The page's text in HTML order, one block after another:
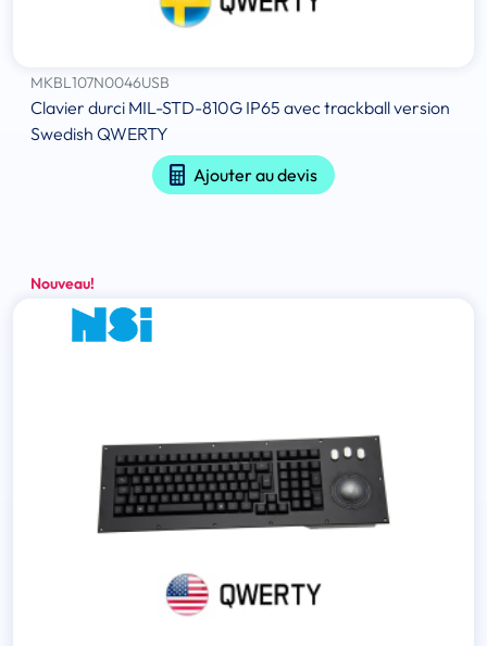
MKBL107N0046USB
Clavier durci MIL-STD-810G IP65 avec trackball version
Swedish QWERTY
Ajouter au devis
Nouveau!